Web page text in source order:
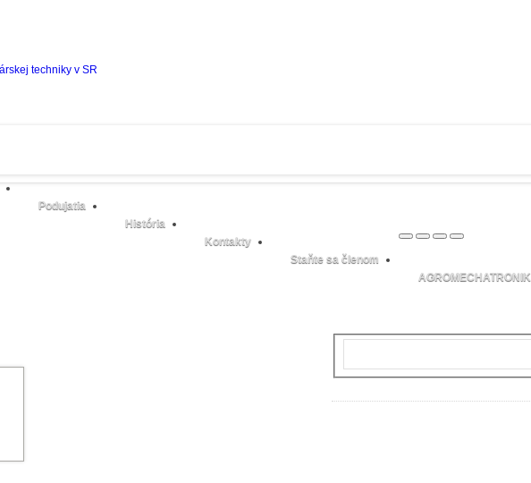
Podujatia
História
Kontakty
Staňte sa členom
AGROMECHATRONIK